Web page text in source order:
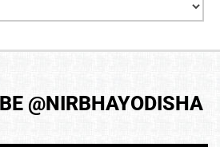
@NIRBHAYODISHA